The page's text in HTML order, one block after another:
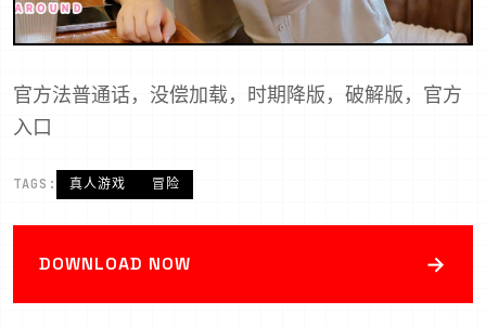
官方法普通话，没偿加载，时期降版，破解版，官方
入口
TAGS: 真人游戏 冒险
DOWNLOAD NOW →